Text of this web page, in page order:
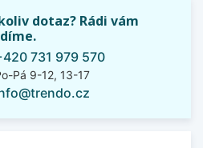
dotaz? Rádi vám
731 979 570
Pá 9-12, 13-17